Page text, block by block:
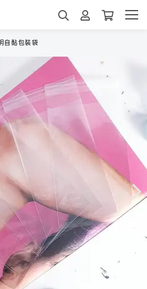
自黏包裝袋